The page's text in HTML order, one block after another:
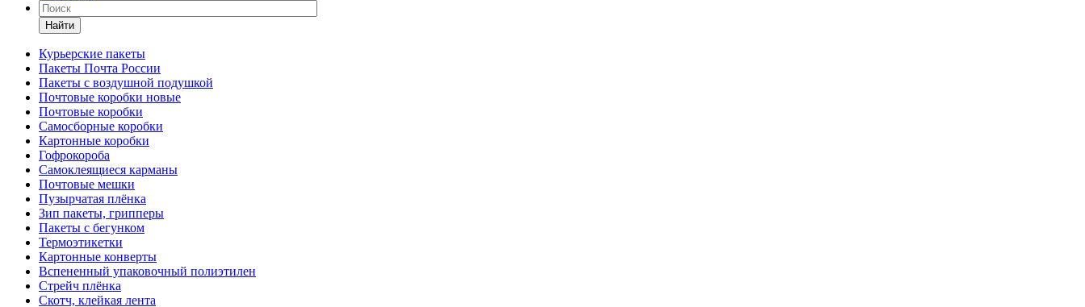
Найти
Курьерские пакеты
Пакеты Почта России
Пакеты с воздушной подушкой
Почтовые коробки новые
Почтовые коробки
Самосборные коробки
Картонные коробки
Гофрокороба
Самоклеящиеся карманы
Почтовые мешки
Пузырчатая плёнка
Зип пакеты, грипперы
Пакеты с бегунком
Термоэтикетки
Картонные конверты
Вспененный упаковочный полиэтилен
Стрейч плёнка
Скотч, клейкая лента